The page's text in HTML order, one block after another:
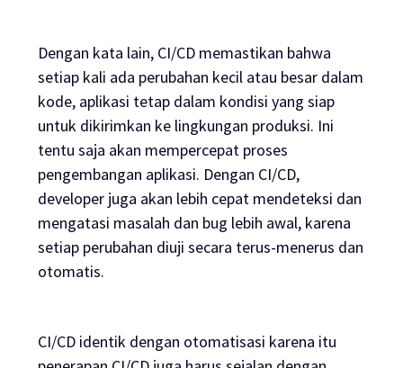
Dengan kata lain, CI/CD memastikan bahwa
setiap kali ada perubahan kecil atau besar dalam
kode, aplikasi tetap dalam kondisi yang siap
untuk dikirimkan ke lingkungan produksi. Ini
tentu saja akan mempercepat proses
pengembangan aplikasi. Dengan CI/CD,
developer juga akan lebih cepat mendeteksi dan
mengatasi masalah dan bug lebih awal, karena
setiap perubahan diuji secara terus-menerus dan
otomatis.
CI/CD identik dengan otomatisasi karena itu